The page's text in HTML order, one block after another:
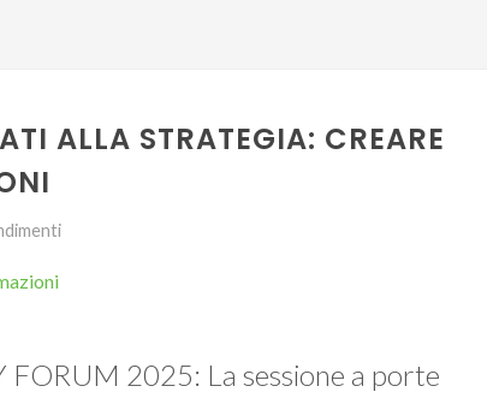
ALLA STRATEGIA: CREARE
2025: La sessione a porte